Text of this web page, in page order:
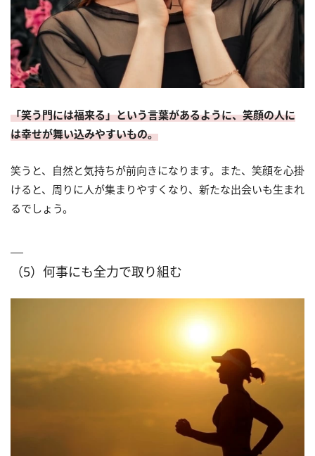
「笑う門には福来る」という言葉があるように、笑顔の人に
は幸せが舞い込みやすいもの。
笑うと、自然と気持ちが前向きになります。また、笑顔を心掛
けると、周りに人が集まりやすくなり、新たな出会いも生まれ
るでしょう。
（5）何事にも全力で取り組む